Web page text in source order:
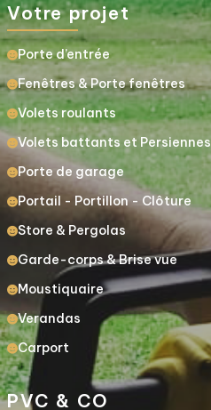
Votre projet
Porte d’entrée
Fenêtres & Porte fenêtres
Volets roulants
Volets battants et Persiennes
Porte de garage
Portail - Portillon - Clôture
Store & Pergolas
Garde-corps & Brise vue
Moustiquaire
Verandas
Carport
PVC & CO